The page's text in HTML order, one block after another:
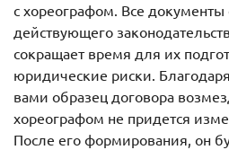
с хореографом. Все документы
действующего
сокращает время для их
юридические риски.
вами образец договора
хореографом не придется
После его формирования, он